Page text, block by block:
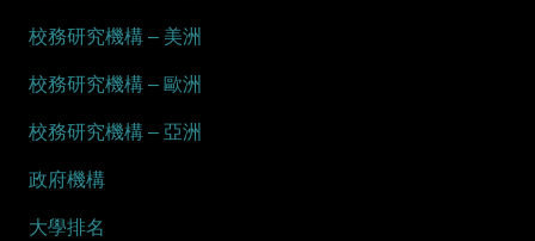
校務研究機構 – 美洲
校務研究機構 – 歐洲
校務研究機構 – 亞洲
政府機構
大學排名